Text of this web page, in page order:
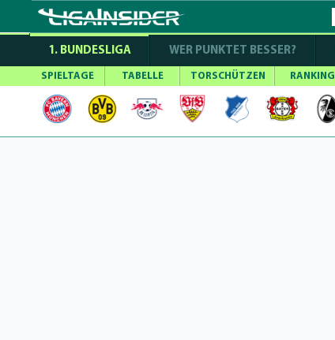
1. BUNDESLIGA WER PUNKTET BESSER?
SPIELTAGE TABELLE TORSCHÜTZEN RANKING